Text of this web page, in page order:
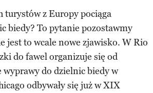
turystów z Europy pociąga
biedy? To pytanie pozostawmy
jest to wcale nowe zjawisko. W Rio
do fawel organizuje się od
wyprawy do dzielnic biedy w
odbywały się już w XIX